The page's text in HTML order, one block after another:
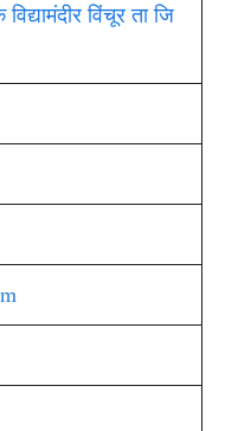
विंचूर ता जि